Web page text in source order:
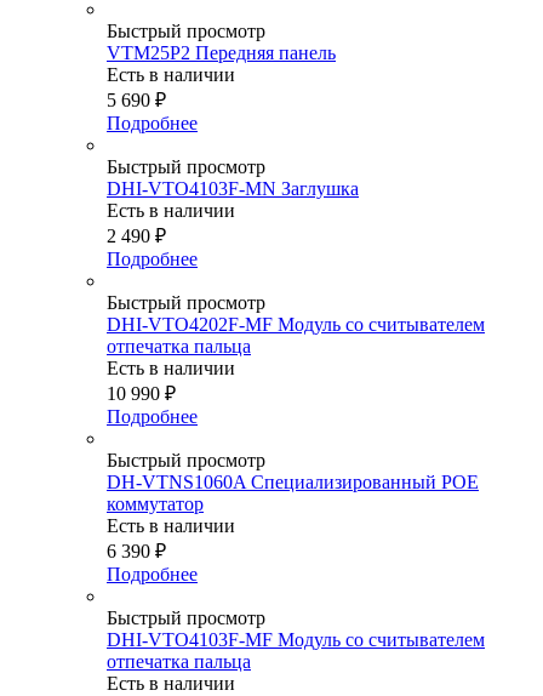
Быстрый просмотр
VTM25P2 Передняя панель
Есть в наличии
5 690 ₽
Подробнее
Быстрый просмотр
DHI-VTO4103F-MN Заглушка
Есть в наличии
2 490 ₽
Подробнее
Быстрый просмотр
DHI-VTO4202F-MF Модуль со считывателем
отпечатка пальца
Есть в наличии
10 990 ₽
Подробнее
Быстрый просмотр
DH-VTNS1060A Специализированный POE
коммутатор
Есть в наличии
6 390 ₽
Подробнее
Быстрый просмотр
DHI-VTO4103F-MF Модуль со считывателем
отпечатка пальца
Есть в наличии